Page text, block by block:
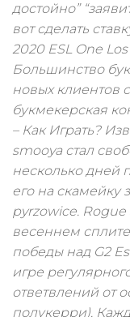
достойно”
вот сделать
2020 ESL One
Большинство
новых клиентов
букмекерская
– Как Играть?
smooya стал
несколько дней
его на скамейку
pyrzowice.
весеннем
победы над G2
игре
ответвлений от
полукерри).